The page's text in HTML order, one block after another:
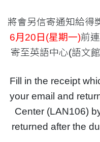
將會另信寄通知給得
6月 20日(星期一)前
寄至英語中心(語文館
Fill in the receipt
your email and
Center (LAN106)
returned after the